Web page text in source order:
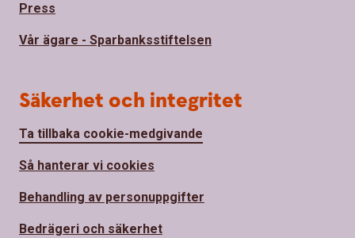
Press
Vår ägare - Sparbanksstiftelsen
Säkerhet och integritet
Ta tillbaka cookie-medgivande
Så hanterar vi cookies
Behandling av personuppgifter
Bedrägeri och säkerhet